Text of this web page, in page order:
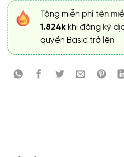
Tặng miễn phí tên
1.824k khi đăng ký
quyền Basic trở lên